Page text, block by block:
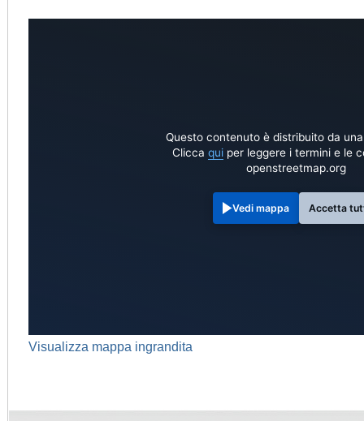
Questo contenuto è distribuito da
Clicca qui per leggere i termini e le
openstreetmap.org
Vedi mappa Accetta
Visualizza mappa ingrandita